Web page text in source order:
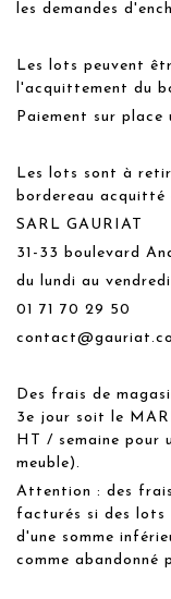
les demandes
Les lots peuvent
l'acquittement du
Paiement sur place
Les lots sont à
bordereau acquitté
SARL GAURIAT
31-33 boulevard
du lundi au
01 71 70 29 50
Des frais de
3e jour soit le
HT / semaine pour
meuble).
Attention : des
facturés si des lots
d'une somme
comme abandonné